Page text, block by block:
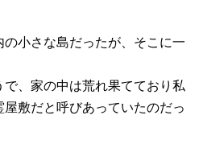
小さな島だったが、そこに一
で、家の中は荒れ果てており私
敷だと呼びあっていたのだっ